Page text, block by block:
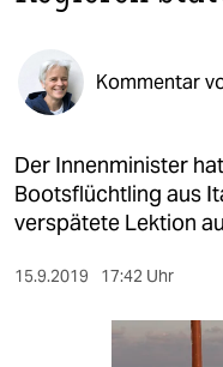
öko
gesellschaft
kultur
sport
berlin
Kommentar
Der Innenminister
Bootsflüchtling aus
verspätete Lektion
15.9.2019 17:42 Uhr